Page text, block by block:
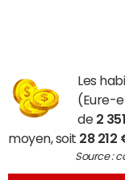
Les
(Eure-
de 2
moyen, soit 28 212
Source :